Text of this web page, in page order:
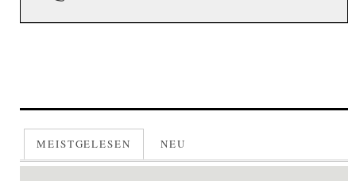
MEISTGELESEN NEU